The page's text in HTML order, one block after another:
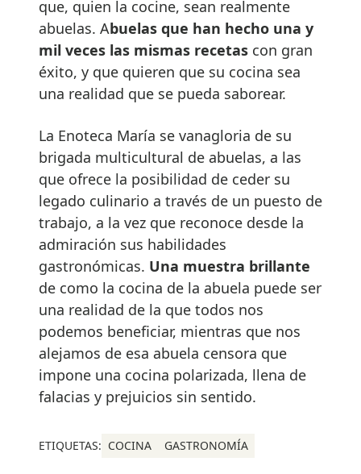
que, quien la cocine, sean realmente
abuelas. Abuelas que han hecho una y
mil veces las mismas recetas con gran
éxito, y que quieren que su cocina sea
una realidad que se pueda saborear.
La Enoteca María se vanagloria de su
brigada multicultural de abuelas, a las
que ofrece la posibilidad de ceder su
legado culinario a través de un puesto de
trabajo, a la vez que reconoce desde la
admiración sus habilidades
gastronómicas. Una muestra brillante
de como la cocina de la abuela puede ser
una realidad de la que todos nos
podemos beneficiar, mientras que nos
alejamos de esa abuela censora que
impone una cocina polarizada, llena de
falacias y prejuicios sin sentido.
ETIQUETAS: COCINA GASTRONOMÍA